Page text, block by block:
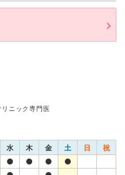
ニック専門医
水 木 金 土 日 祝